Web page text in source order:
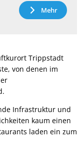
Mehr
Trippstadt
von denen im
Infrastruktur und
kaum einen
laden ein zum